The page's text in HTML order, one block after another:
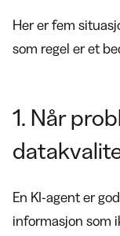
Her er fem
som regel er et
1. Når
En KI-agent er
informasjon som